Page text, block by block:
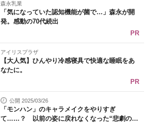
森永乳業
「気になっていた認知機能が菌で…」森永が開
発。感動の70代続出
PR
アイリスプラザ
【大人気】ひんやり冷感寝具で快適な睡眠をあ
なたに。
PR
公開 2025/03/26
「モンハン」のキャラメイクをやりすぎ
て……？ 以前の姿に戻れなくなった“悲劇の